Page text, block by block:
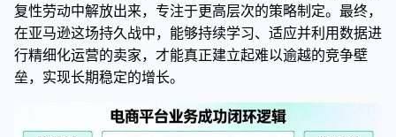
复性劳动中解放出来，专注于更高层次的策略制定。最终，
在亚马逊这场持久战中，能够持续学习、适应并利用数据进
行精细化运营的卖家，才能真正建立起难以逾越的竞争壁
垒，实现长期稳定的增长。